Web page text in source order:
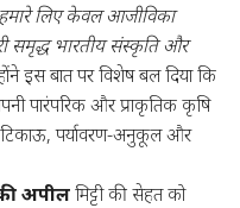
लिए केवल आजीविका
समृद्ध भारतीय संस्कृति और
इस बात पर विशेष बल दिया कि
पारंपरिक और प्राकृतिक कृषि
पर्यावरण-अनुकूल और
अपीलमिट्टी की सेहत को